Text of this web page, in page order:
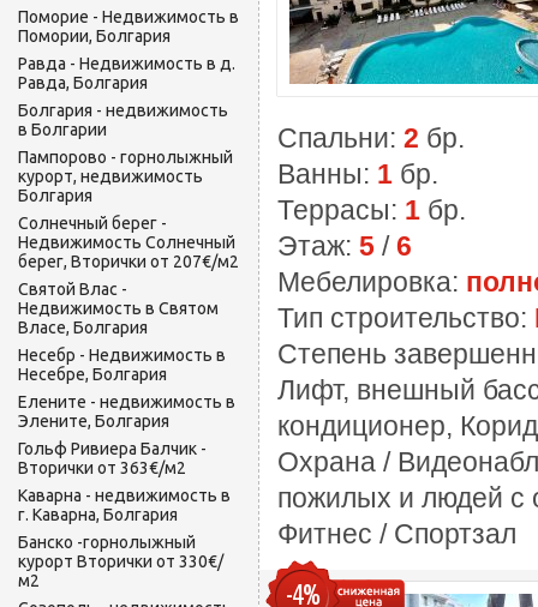
Поморие - Недвижимость в
Помории, Болгария
Равда - Недвижимость в д.
Равда, Болгария
Болгария - недвижимость
в Болгарии
Пампорово - горнолыжный
курорт, недвижимость
Болгария
Солнечный берег -
Недвижимость Солнечный
берег, Вторички от 207€/м2
Святой Влас -
Недвижимость в Святом
Власе, Болгария
Несебр - Недвижимость в
Несебре, Болгария
Елените - недвижимость в
Элените, Болгария
Гольф Ривиера Балчик -
Вторички от 363€/м2
Каварна - недвижимость в
г. Каварна, Болгария
Банско -горнолыжный
курорт Вторички от 330€/
м2
Спальни: 2 бр.
Ванны: 1 бр.
Террасы: 1 бр.
Этаж: 5 /6
Мебелировка:
Тип строительство:
Степень
Лифт, внешный
кондиционер,
Охрана /
пожилых и людей с
Фитнес / Спортзал
-4%